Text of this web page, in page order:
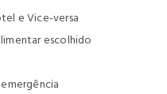
e Vice-versa
escolhido